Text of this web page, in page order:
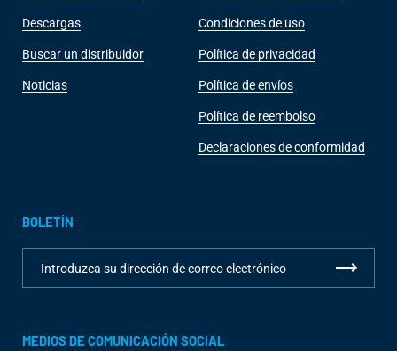
Descargas
Buscar un distribuidor
Noticias
Condiciones de uso
Política de privacidad
Política de envíos
Política de reembolso
Declaraciones de conformidad
BOLETÍN
MEDIOS DE COMUNICACIÓN SOCIAL